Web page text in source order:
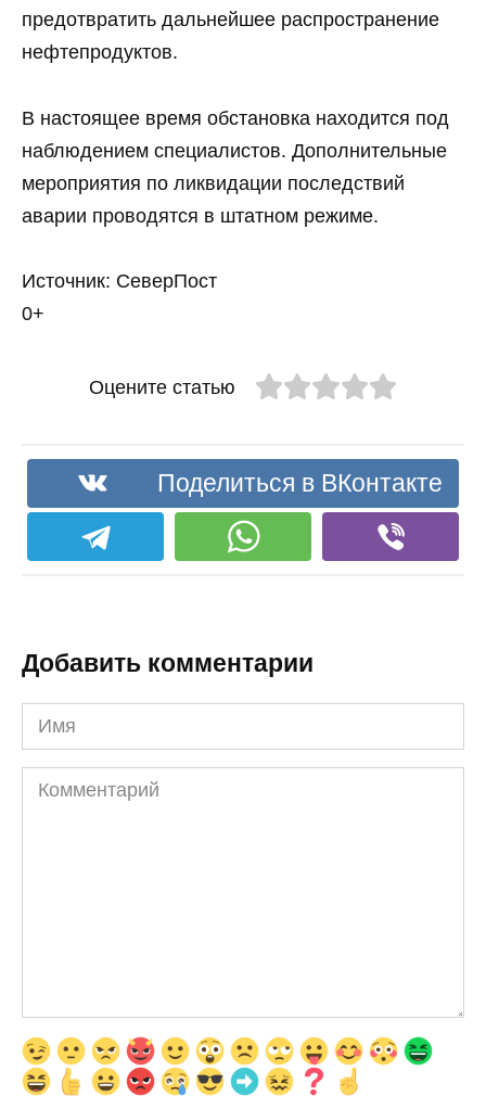
предотвратить дальнейшее распространение
нефтепродуктов.
В настоящее время обстановка находится под
наблюдением специалистов. Дополнительные
мероприятия по ликвидации последствий
аварии проводятся в штатном режиме.
Источник: СеверПост
0+
Оцените статью
Поделиться в ВКонтакте
Добавить комментарии
Имя
Комментарий